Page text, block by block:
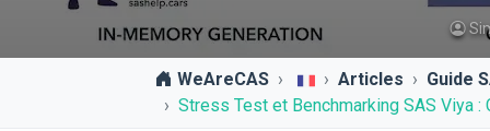
WeAreCAS Articles
Guide
Stress Test et Benchmarking SAS Viya